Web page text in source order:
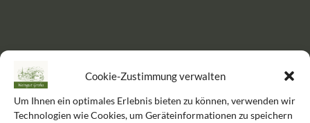
Cookie-Zustimmung verwalten
Um Ihnen ein optimales Erlebnis bieten zu können, verwenden wir
Technologien wie Cookies, um Geräteinformationen zu speichern